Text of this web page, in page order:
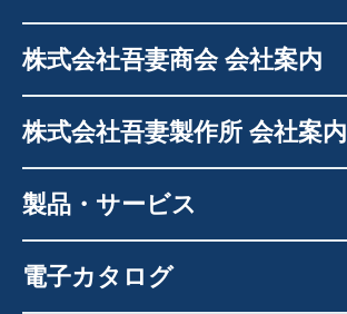
株式会社吾妻商会 会社案内
株式会社吾妻製作所 会社案内
製品・サービス
電子カタログ